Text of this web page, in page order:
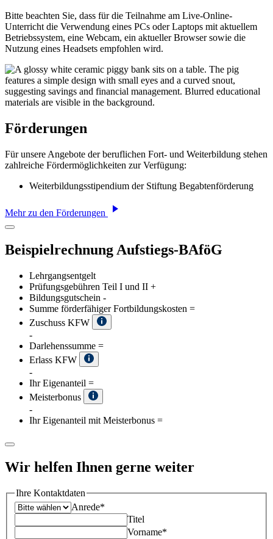
Bitte beachten Sie, dass für die Teilnahme am Live-Online-
Unterricht die Verwendung eines PCs oder Laptops mit aktuellem
Betriebssystem, eine Webcam, ein aktueller Browser sowie die
Nutzung eines Headsets empfohlen wird.
Förderungen
Für unsere Angebote der beruflichen Fort- und Weiterbildung stehen
zahlreiche Fördermöglichkeiten zur Verfügung:
Weiterbildungsstipendium der Stiftung Begabtenförderung
Mehr zu den Förderungen
Beispielrechnung Aufstiegs-BAföG
Lehrgangsentgelt
Prüfungsgebühren Teil I und II +
Bildungsgutschein -
Summe förderfähiger Fortbildungskosten =
Zuschuss KFW
-
Darlehenssumme =
Erlass KFW
-
Ihr Eigenanteil =
Meisterbonus
-
Ihr Eigenanteil mit Meisterbonus =
Wir helfen Ihnen gerne weiter
Ihre Kontaktdaten
Anrede*
Titel
Vorname*